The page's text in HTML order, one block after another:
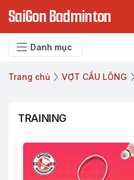
SaiGon Badminton
Danh mục
Trang chủ VỢT CẦU LÔNG
TRAINING